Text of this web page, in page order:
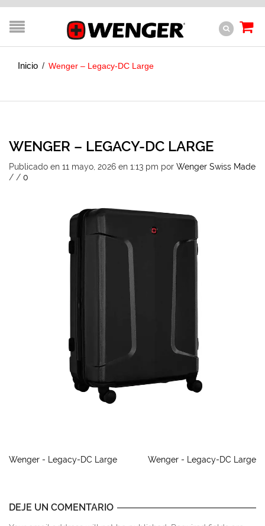
Inicio / Wenger – Legacy-DC Large
WENGER – LEGACY-DC LARGE
Publicado en 11 mayo, 2026 en 1:13 pm por Wenger Swiss Made
/ / 0
Wenger - Legacy-DC Large Wenger - Legacy-DC Large
DEJE UN COMENTARIO